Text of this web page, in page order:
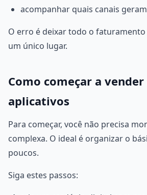
acompanhar quais canais
O erro é deixar todo o
um único lugar.
Como começar a
aplicativos
Para começar, você não precisa
complexa. O ideal é organizar o
poucos.
Siga estes passos: